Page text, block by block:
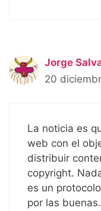
Jorge
20
La noticia es
web con el
distribuir
copyright.
es un
por las buenas.